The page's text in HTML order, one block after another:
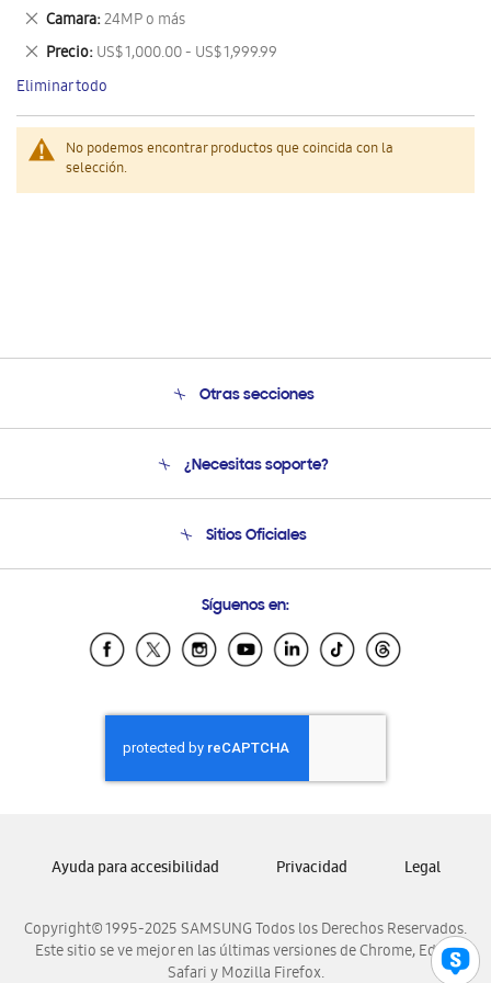
No podemos encontrar productos que coincida con la
selección.
este
artículo
Camara 24MP o más
Eliminar
este
artículo
Precio US$ 1,000.00 - US$ 1,999.99
Eliminar
este
artículo
Eliminar todo
Otras secciones
Soporte
¿Necesitas soporte?
Soporte vía eMail
Sitios Oficiales
Samsung Ecuador
Samsung El Salvador
Samsung Honduras
Samsung Nicaragua
Samsung Panamá
Samsung Venezuela
Síguenos en:
Copyright© 1995-2025 SAMSUNG Todos los Derechos Reservados.
Este sitio se ve mejor en las últimas versiones de Chrome, Edge,
Safari y Mozilla Firefox.
Ayuda para accesibilidad Privacidad Legal